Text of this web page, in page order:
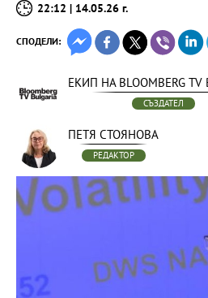
22:12 | 14.05.26 г.
СПОДЕЛИ:
ЕКИП НА BLOOMBERG TV
СЪЗДАТЕЛ
ПЕТЯ СТОЯНОВА
РЕДАКТОР